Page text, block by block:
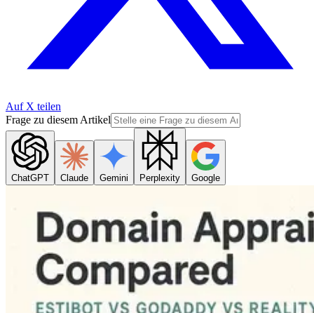
Auf X teilen
Frage zu diesem Artikel
ChatGPT Claude Gemini Perplexity Google